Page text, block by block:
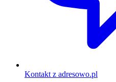
Kontakt z adresowo.pl